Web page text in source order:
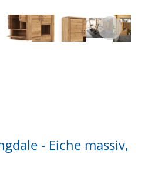
- Eiche massiv,